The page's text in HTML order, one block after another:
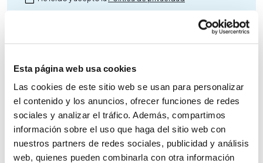
Esta página web usa cookies
Las cookies de este sitio web se usan para personalizar
el contenido y los anuncios, ofrecer funciones de redes
sociales y analizar el tráfico. Además, compartimos
información sobre el uso que haga del sitio web con
nuestros partners de redes sociales, publicidad y análisis
web, quienes pueden combinarla con otra información
Más proyectos relacionados